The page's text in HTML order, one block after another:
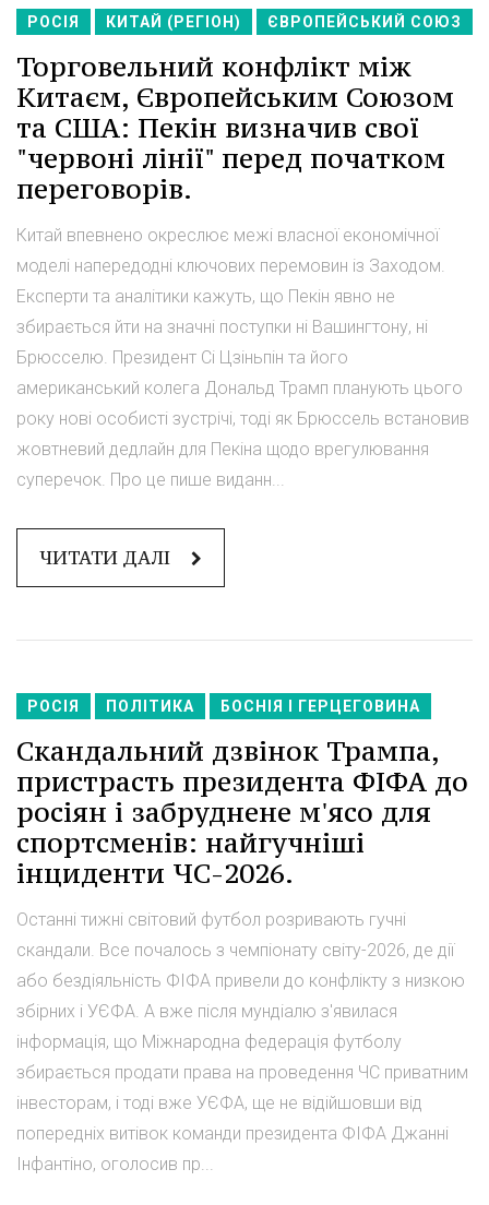
РОСІЯ КИТАЙ (РЕГІОН) ЄВРОПЕЙСЬКИЙ СОЮЗ
Торговельний конфлікт між
Китаєм, Європейським Союзом
та США: Пекін визначив свої
"червоні лінії" перед початком
переговорів.
Китай впевнено окреслює межі власної економічної
моделі напередодні ключових перемовин із Заходом.
Експерти та аналітики кажуть, що Пекін явно не
збирається йти на значні поступки ні Вашингтону, ні
Брюсселю. Президент Сі Цзіньпін та його
американський колега Дональд Трамп планують цього
року нові особисті зустрічі, тоді як Брюссель встановив
жовтневий дедлайн для Пекіна щодо врегулювання
суперечок. Про це пише виданн...
ЧИТАТИ ДАЛІ
РОСІЯ ПОЛІТИКА БОСНІЯ І ГЕРЦЕГОВИНА
Скандальний дзвінок Трампа,
пристрасть президента ФІФА до
росіян і забруднене м'ясо для
спортсменів: найгучніші
інциденти ЧС-2026.
Останні тижні світовий футбол розривають гучні
скандали. Все почалось з чемпіонату світу-2026, де дії
або бездіяльність ФІФА привели до конфлікту з низкою
збірних і УЄФА. А вже після мундіалю з'явилася
інформація, що Міжнародна федерація футболу
збирається продати права на проведення ЧС приватним
інвесторам, і тоді вже УЄФА, ще не відійшовши від
попередніх витівок команди президента ФІФА Джанні
Інфантіно, оголосив пр...